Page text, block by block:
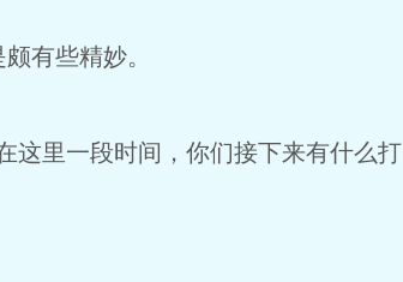
有些精妙。
里一段时间，你们接下来有什么打